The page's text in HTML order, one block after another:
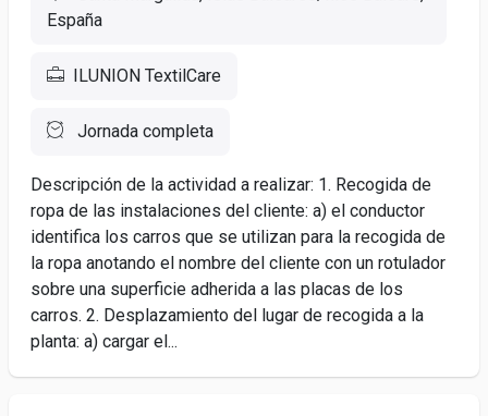
España
ILUNION TextilCare
Jornada completa
Descripción de la actividad a realizar: 1. Recogida de
ropa de las instalaciones del cliente: a) el conductor
identifica los carros que se utilizan para la recogida de
la ropa anotando el nombre del cliente con un rotulador
sobre una superficie adherida a las placas de los
carros. 2. Desplazamiento del lugar de recogida a la
planta: a) cargar el...